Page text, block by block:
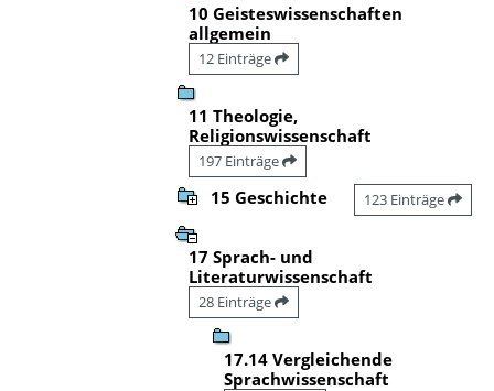
10 Geisteswissenschaften
allgemein
12 Einträge
11 Theologie,
Religionswissenschaft
197 Einträge
15 Geschichte 123 Einträge
17 Sprach- und
Literaturwissenschaft
28 Einträge
17.14 Vergleichende
Sprachwissenschaft